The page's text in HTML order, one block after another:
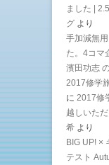
ました |
グ より
手加減無
た。4コマ
濱田功志
2017修学
に 2017修
越しいた
希 より
BIG UP! ×
テスト